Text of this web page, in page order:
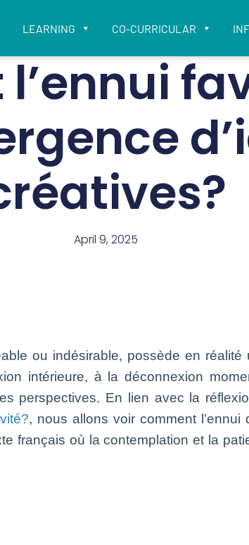
LEARNING CO-CURRICULAR
April 9, 2025
ou indésirable, possède en
intérieure, à la déconnexion
perspectives. En lien avec la
, nous allons voir comment l’ennui
français où la contemplation et la